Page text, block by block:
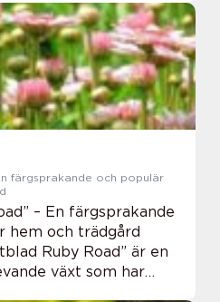
att trivas både
ha...
färgsprakande och populär
– En färgsprakande
hem och trädgård
Ruby Road” är en
växt som har